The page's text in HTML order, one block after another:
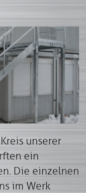
unserer
ein
Die einzelnen
im Werk